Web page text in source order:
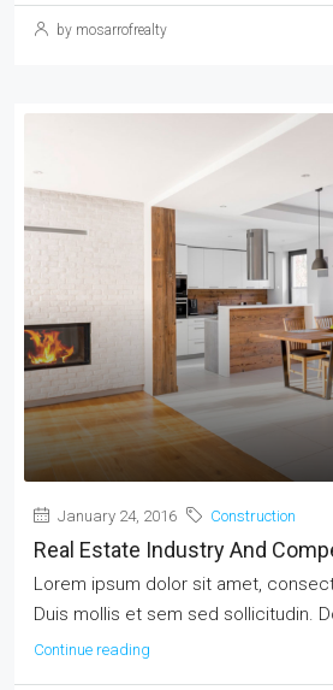
by mosarrofrealty
January 24, 2016 Construction
Real Estate Industry And
Lorem ipsum dolor sit amet,
Duis mollis et sem sed sollicitudin.
Continue reading